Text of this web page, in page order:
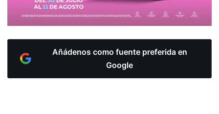
Añádenos como fuente preferida en
Google